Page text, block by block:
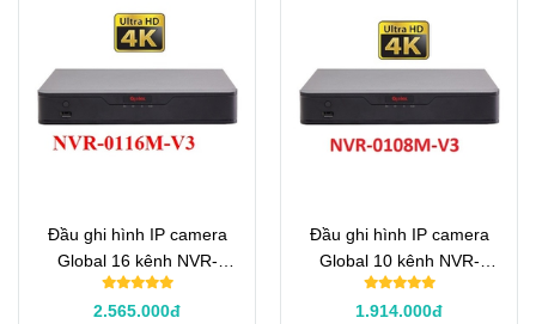
Đầu ghi hình IP camera
Global 16 kênh NVR-
0116M-V3
2.565.000đ
Đầu ghi hình IP camera
Global 10 kênh NVR-
0108M-V3
1.914.000đ